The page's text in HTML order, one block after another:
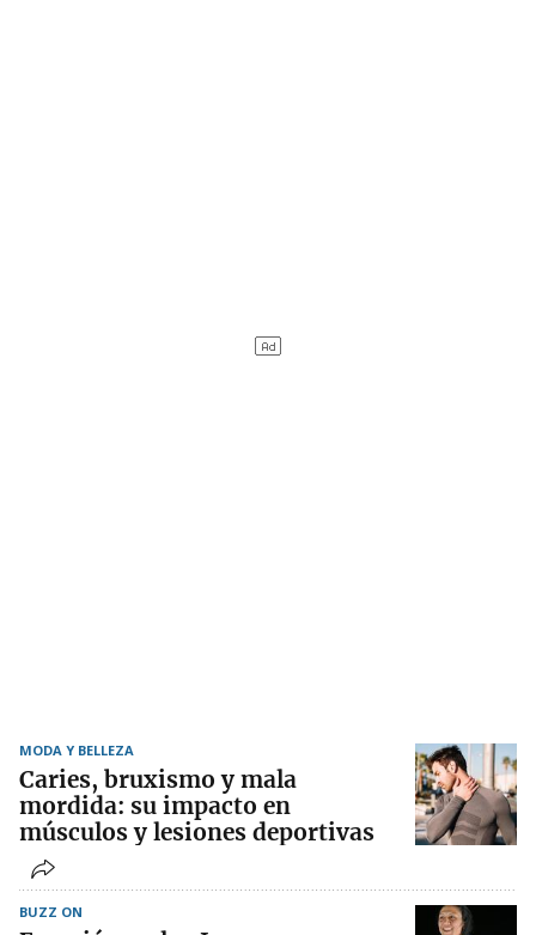
MODA Y BELLEZA
Caries, bruxismo y mala
mordida: su impacto en
músculos y lesiones deportivas
BUZZ ON